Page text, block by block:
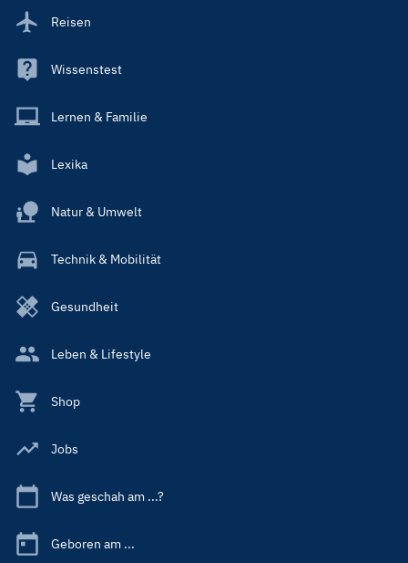
Reisen
Wissenstest
Lernen & Familie
Lexika
Natur & Umwelt
Technik & Mobilität
Gesundheit
Leben & Lifestyle
Shop
Jobs
Was geschah am ...?
Geboren am ...